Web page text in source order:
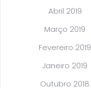
Abril 2019
Março 2019
Fevereiro 2019
Janeiro 2019
Outubro 2018